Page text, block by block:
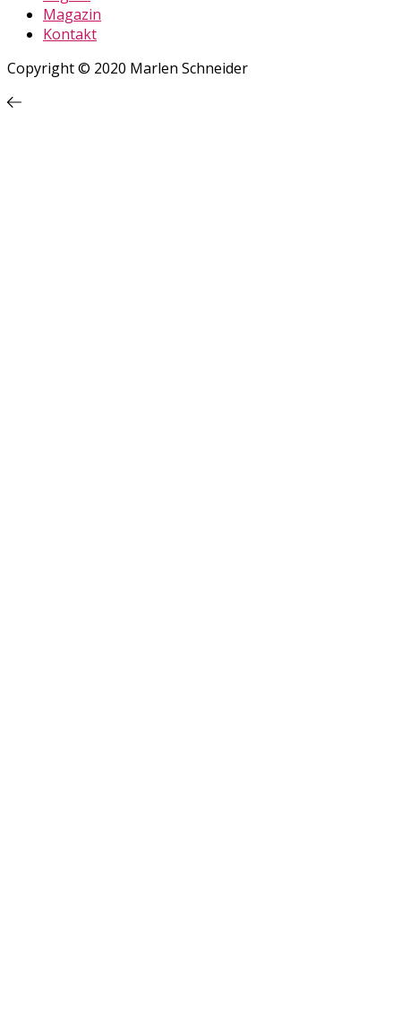
Magazin
Kontakt
Copyright © 2020 Marlen Schneider